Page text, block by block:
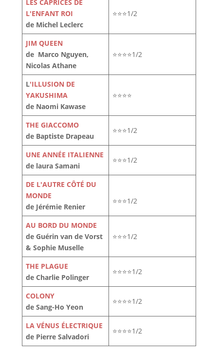
LES CAPRICES DE
L'ENFANT ROI
de Michel Leclerc
⭐⭐⭐1/2
JIM QUEEN
de Marco Nguyen,
Nicolas Athane
⭐⭐⭐⭐1/2
L'ILLUSION DE
YAKUSHIMA
de Naomi Kawase
⭐⭐⭐⭐
THE GIACCOMO
de Baptiste Drapeau
⭐⭐⭐1/2
UNE ANNÉE ITALIENNE
de laura Samani
⭐⭐⭐1/2
DE L'AUTRE CÔTÉ DU
MONDE
de Jérémie Renier
⭐⭐⭐1/2
AU BORD DU MONDE
de Guérin van de Vorst
& Sophie Muselle
⭐⭐⭐1/2
THE PLAGUE
de Charlie Polinger
⭐⭐⭐⭐1/2
COLONY
de Sang-Ho Yeon
⭐⭐⭐⭐1/2
LA VÉNUS ÉLECTRIQUE
de Pierre Salvadori
⭐⭐⭐⭐1/2